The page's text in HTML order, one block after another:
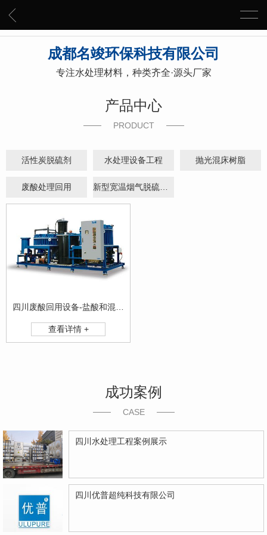
成都名竣环保科技有限公司
专注水处理材料，种类齐全·源头厂家
产品中心
PRODUCT
活性炭脱硫剂 水处理设备工程 抛光混床树脂
废酸处理回用 新型宽温烟气脱硫技术
查看详情 +
成功案例
CASE
四川水处理工程案例展示
四川优普超纯科技有限公司